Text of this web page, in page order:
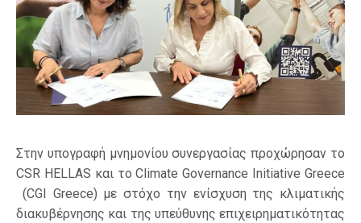
Στην υπογραφή μνημονίου συνεργασίας προχώρησαν το
CSR HELLAS και το Climate Governance Initiative Greece
(CGI Greece) με στόχο την ενίσχυση της κλιματικής
διακυβέρνησης και της υπεύθυνης επιχειρηματικότητας